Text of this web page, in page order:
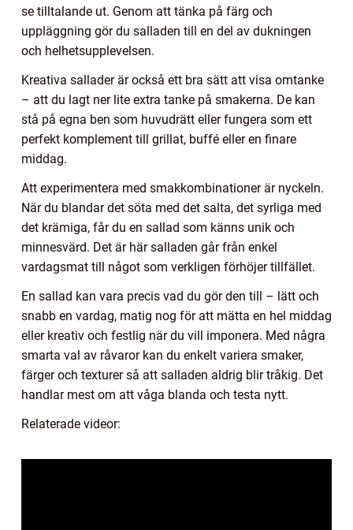
se tilltalande ut. Genom att tänka på färg och
uppläggning gör du salladen till en del av dukningen
och helhetsupplevelsen.
Kreativa sallader är också ett bra sätt att visa omtanke
– att du lagt ner lite extra tanke på smakerna. De kan
stå på egna ben som huvudrätt eller fungera som ett
perfekt komplement till grillat, buffé eller en finare
middag.
Att experimentera med smakkombinationer är nyckeln.
När du blandar det söta med det salta, det syrliga med
det krämiga, får du en sallad som känns unik och
minnesvärd. Det är här salladen går från enkel
vardagsmat till något som verkligen förhöjer tillfället.
En sallad kan vara precis vad du gör den till – lätt och
snabb en vardag, matig nog för att mätta en hel middag
eller kreativ och festlig när du vill imponera. Med några
smarta val av råvaror kan du enkelt variera smaker,
färger och texturer så att salladen aldrig blir tråkig. Det
handlar mest om att våga blanda och testa nytt.
Relaterade videor: